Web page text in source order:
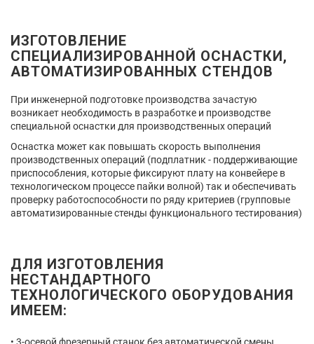
ИЗГОТОВЛЕНИЕ
СПЕЦИАЛИЗИРОВАННОЙ ОСНАСТКИ,
АВТОМАТИЗИРОВАННЫХ СТЕНДОВ
При инженерной подготовке производства зачастую
возникает необходимость в разработке и производстве
специальной оснастки для производственных операций
Оснастка может как повышать скорость выполнения
производственных операций (подплатник - поддерживающие
приспособления, которые фиксируют плату на конвейере в
технологическом процессе пайки волной) так и обеспечивать
проверку работоспособности по ряду критериев (групповые
автоматизированные стенды функционального тестирования)
ДЛЯ ИЗГОТОВЛЕНИЯ
НЕСТАНДАРТНОГО
ТЕХНОЛОГИЧЕСКОГО ОБОРУДОВАНИЯ
ИМЕЕМ: